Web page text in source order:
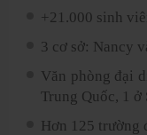
+21.000 sinh
3 cơ sở: Nancy
Văn phòng đại
Trung Quốc, 1 ở
Hơn 125 trường